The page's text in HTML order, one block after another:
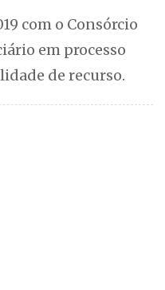
com o Consórcio
em processo
de recurso.